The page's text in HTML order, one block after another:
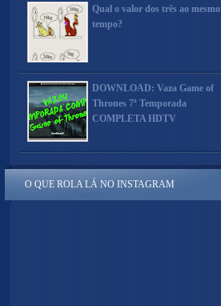
Qual o valor dos três ao mesmo
tempo?
DOWNLOAD: Vaza Game of
Thrones 7ª Temporada
COMPLETA HDTV
O QUE ROLA LÁ NO INSTAGRAM